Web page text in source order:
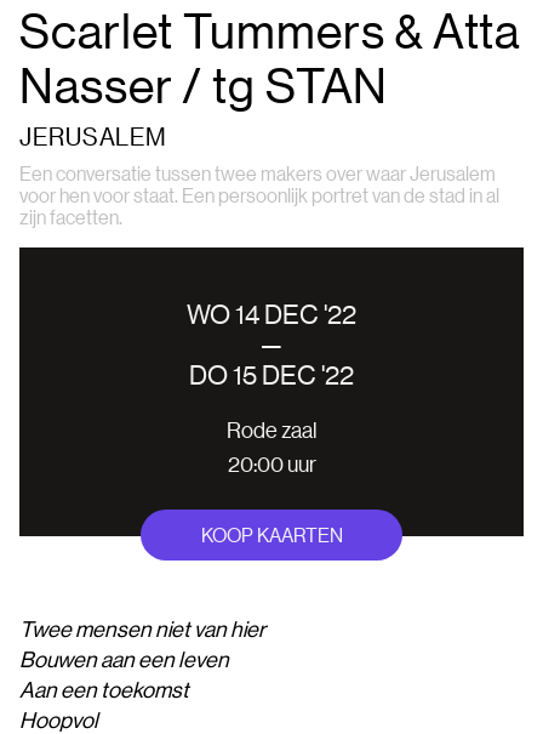
Scarlet Tummers & Atta
Nasser / tg STAN
JERUSALEM
Een conversatie tussen twee makers over waar Jerusalem
voor hen voor staat. Een persoonlijk portret van de stad in al
zijn facetten.
WO 14 DEC '22
—
DO 15 DEC '22
Rode zaal
20:00 uur
KOOP KAARTEN
Twee mensen niet van hier
Bouwen aan een leven
Aan een toekomst
Hoopvol